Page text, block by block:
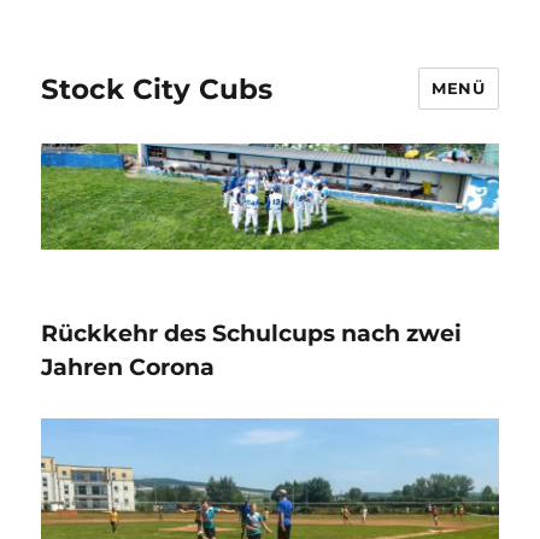
Stock City Cubs MENÜ
Rückkehr des Schulcups nach zwei
Jahren Corona